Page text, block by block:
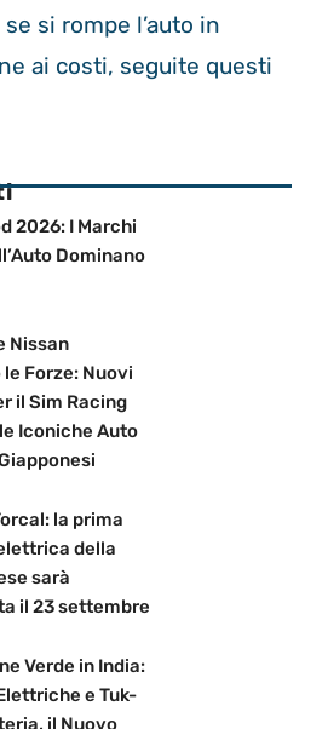
si rompe l’auto in
ai costi, seguite questi
2026: I Marchi
Dominano
Nissan
Forze: Nuovi
il Sim Racing
Iconiche Auto
la prima
della
sarà
il 23 settembre
Verde in India:
e Tuk-
il Nuovo